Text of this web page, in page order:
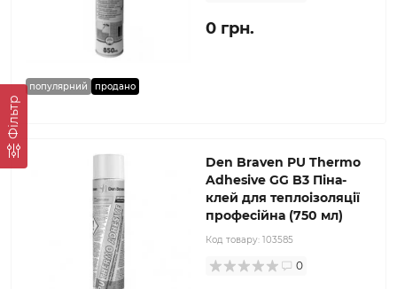
Фільтр
популярний продано
0 грн.
Den Braven PU Thermo
Adhesive GG B3 Піна-
клей для теплоізоляції
професійна (750 мл)
Код товару: 103585
0